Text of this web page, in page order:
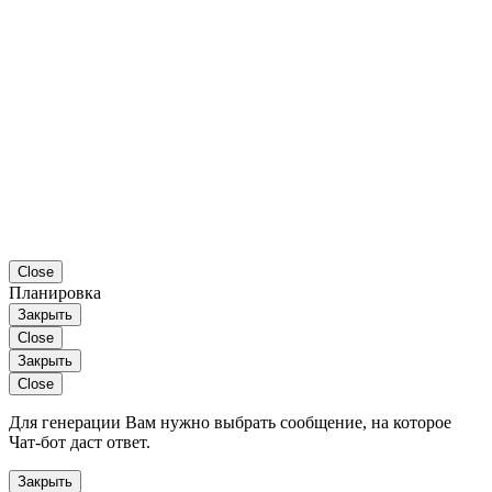
Close
Планировка
Закрыть
Close
Закрыть
Close
Для генерации Вам нужно выбрать сообщение, на которое
Чат-бот даст ответ.
Закрыть